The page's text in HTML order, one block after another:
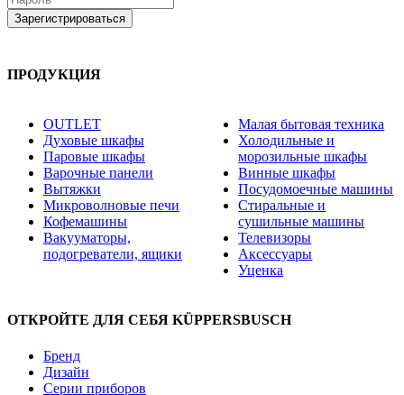
ПРОДУКЦИЯ
OUTLET
Духовые шкафы
Паровые шкафы
Варочные панели
Вытяжки
Микроволновые печи
Кофемашины
Вакууматоры,
подогреватели, ящики
Малая бытовая техника
Холодильные и
морозильные шкафы
Винные шкафы
Посудомоечные машины
Стиральные и
сушильные машины
Телевизоры
Аксессуары
Уценка
ОТКРОЙТЕ ДЛЯ СЕБЯ KÜPPERSBUSCH
Бренд
Дизайн
Серии приборов